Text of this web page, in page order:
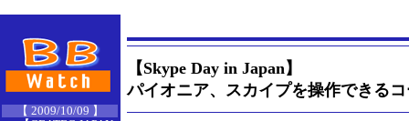
【 2009/10/09 】
【Skype Day in Japan】
パイオニア、スカイプを操作できる